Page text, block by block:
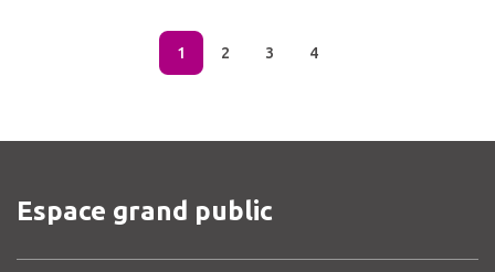
1 2 3 4
Espace grand public